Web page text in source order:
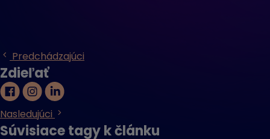
Predchádzajúci
Zdieľať
Nasledujúci
Súvisiace tagy k článku